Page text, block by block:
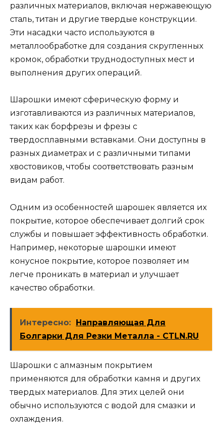
различных материалов, включая нержавеющую
сталь, титан и другие твердые конструкции.
Эти насадки часто используются в
металлообработке для создания скругленных
кромок, обработки труднодоступных мест и
выполнения других операций.
Шарошки имеют сферическую форму и
изготавливаются из различных материалов,
таких как борфрезы и фрезы с
твердосплавными вставками. Они доступны в
разных диаметрах и с различными типами
хвостовиков, чтобы соответствовать разным
видам работ.
Одним из особенностей шарошек является их
покрытие, которое обеспечивает долгий срок
службы и повышает эффективность обработки.
Например, некоторые шарошки имеют
конусное покрытие, которое позволяет им
легче проникать в материал и улучшает
качество обработки.
Интересно: Направляющая Для
Болгарки Для Резки Металла - CTLN.RU
Шарошки с алмазным покрытием
применяются для обработки камня и других
твердых материалов. Для этих целей они
обычно используются с водой для смазки и
охлаждения.